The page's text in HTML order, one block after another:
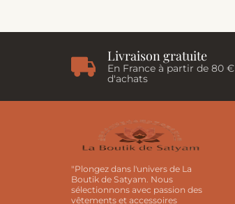
Livraison gratuite
En France à partir de 80 €
d'achats
"Plongez dans l'univers de La
Boutik de Satyam. Nous
sélectionnons avec passion des
vêtements et accessoires